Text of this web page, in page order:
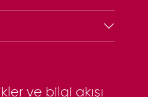
ve bilgi akışı